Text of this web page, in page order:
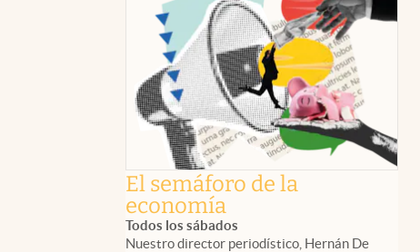
El semáforo de la
economía
Todos los sábados
Nuestro director periodístico, Hernán De